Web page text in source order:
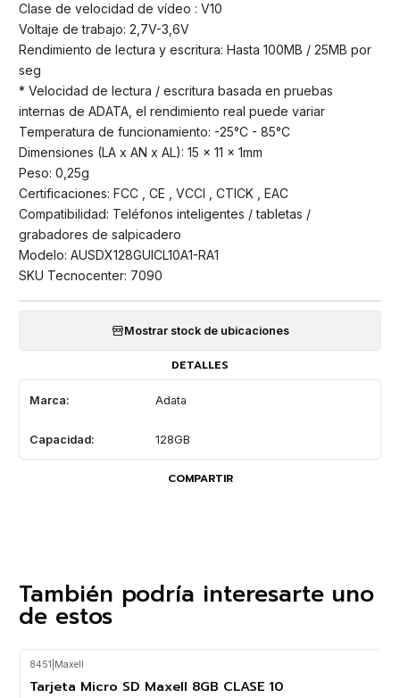
Clase de velocidad de vídeo : V10
Voltaje de trabajo: 2,7V-3,6V
Rendimiento de lectura y escritura: Hasta 100MB / 25MB por
seg
* Velocidad de lectura / escritura basada en pruebas
internas de ADATA, el rendimiento real puede variar
Temperatura de funcionamiento: -25°C - 85°C
Dimensiones (LA x AN x AL): 15 x 11 x 1mm
Peso: 0,25g
Certificaciones: FCC , CE , VCCI , CTICK , EAC
Compatibilidad: Teléfonos inteligentes / tabletas /
grabadores de salpicadero
Modelo: AUSDX128GUICL10A1-RA1
SKU Tecnocenter: 7090
Mostrar stock de ubicaciones
DETALLES
Marca: Adata
Capacidad: 128GB
COMPARTIR
También podría interesarte uno
de estos
8451 Maxell
Tarjeta Micro SD Maxell 8GB CLASE 10